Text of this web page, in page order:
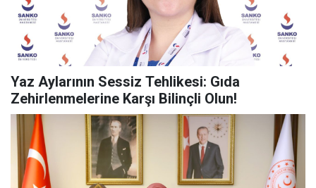
Yaz Aylarının Sessiz Tehlikesi: Gıda
Zehirlenmelerine Karşı Bilinçli Olun!